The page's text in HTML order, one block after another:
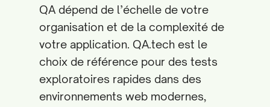
QA dépend de l’échelle de votre
organisation et de la complexité de
votre application. QA.tech est le
choix de référence pour des tests
exploratoires rapides dans des
environnements web modernes,